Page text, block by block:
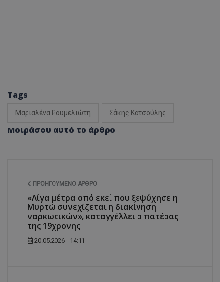
Tags
Μαριαλένα Ρουμελιώτη Σάκης Κατσούλης
Μοιράσου αυτό το άρθρο
ΠΡΟΗΓΟΎΜΕΝΟ ΆΡΘΡΟ
«Λίγα μέτρα από εκεί που ξεψύχησε η
Μυρτώ συνεχίζεται η διακίνηση
ναρκωτικών», καταγγέλλει ο πατέρας
της 19χρονης
20.05.2026 - 14:11